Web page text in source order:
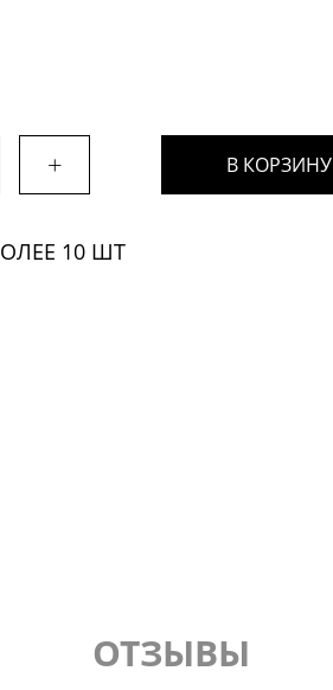
+ В КОРЗИНУ
10 ШТ
ОТЗЫВЫ